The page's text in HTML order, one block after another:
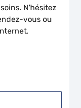
N'hésitez
vous ou